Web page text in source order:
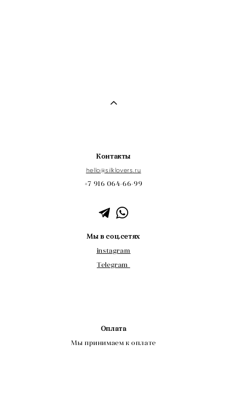
Контакты
hello@s ilklovers.ru
+7 916 064-66-99
Мы в соц.сетях
instagram
Telegram
Оплата
Мы принимаем к оплате